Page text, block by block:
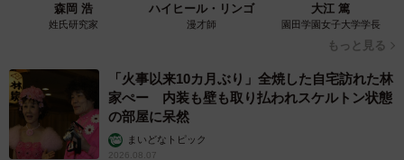
森岡 浩
姓氏研究家
ハイヒール・リンゴ
漫才師
大江 篤
園田学園女子大学学長
もっと見る
「火事以来10カ月ぶり」全焼した自宅訪れた林
家ぺー 内装も壁も取り払われスケルトン状態
の部屋に呆然
まいどなトピック
2026.08.07